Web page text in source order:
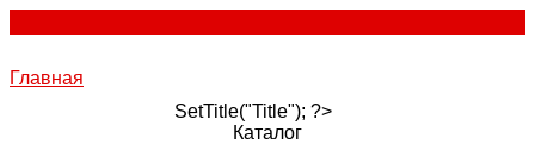
Главная
SetTitle("Title"); ?>
Каталог